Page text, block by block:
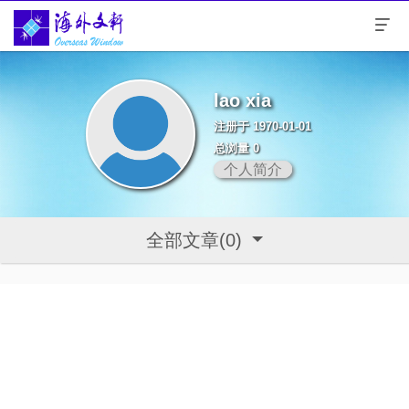
lao xia
注册于 1970-01-01
总浏量 0
个人简介
全部文章(0)